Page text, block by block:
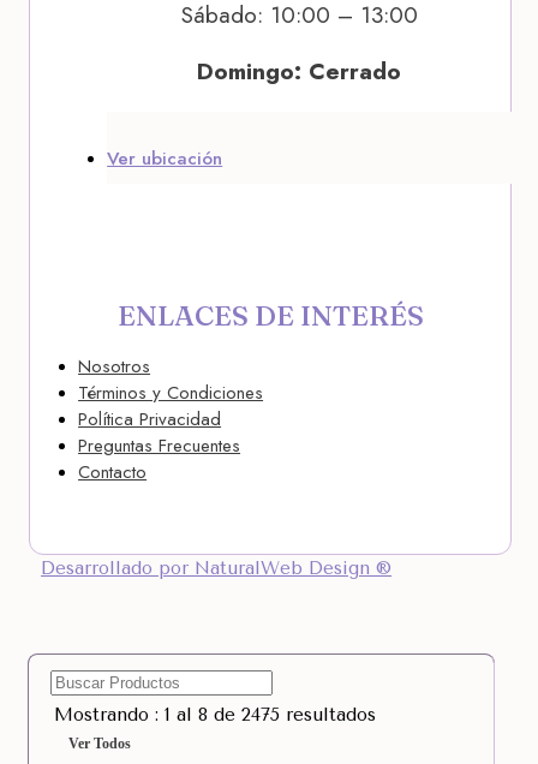
Sábado: 10:00 – 13:00
Domingo: Cerrado
Ver ubicación
ENLACES DE INTERÉS
Nosotros
Términos y Condiciones
Política Privacidad
Preguntas Frecuentes
Contacto
Desarrollado por NaturalWeb Design ®
Mostrando : 1 al 8 de 2475 resultados
Ver Todos